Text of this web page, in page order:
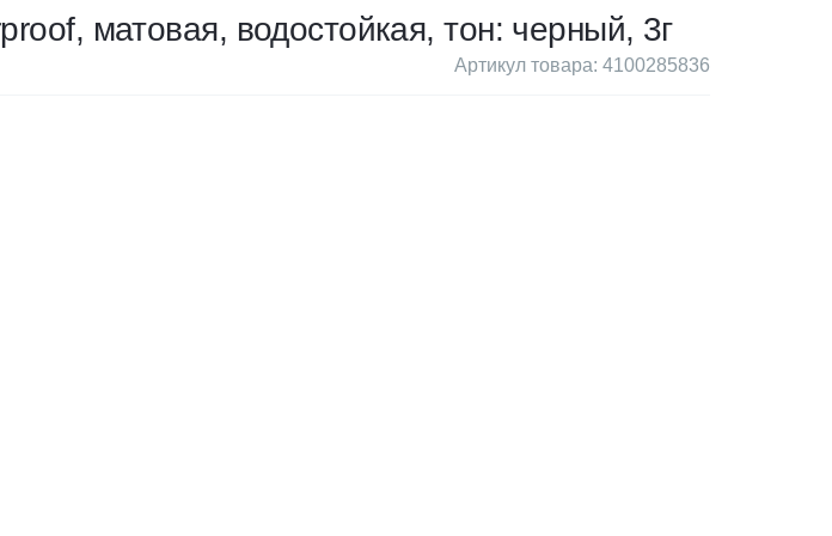
матовая, водостойкая, тон: черный, 3г
Артикул товара: 4100285836